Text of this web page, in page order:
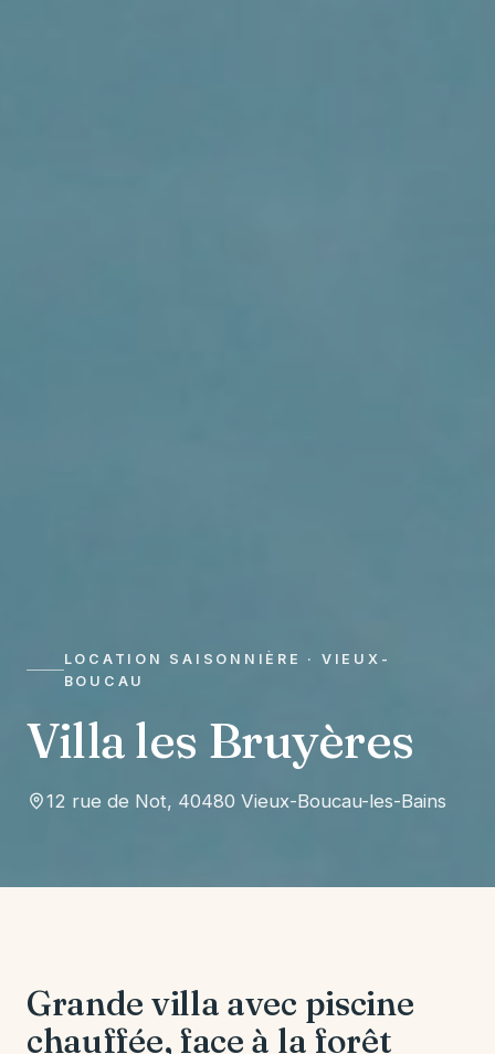
LOCATION SAISONNIÈRE · VIEUX-
BOUCAU
Villa les Bruyères
12 rue de Not, 40480 Vieux-Boucau-les-Bains
Grande villa avec piscine
chauffée, face à la forêt